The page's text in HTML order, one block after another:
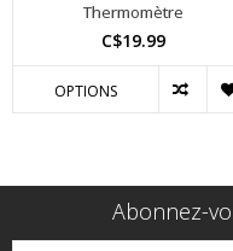
Thermomètre
C$19.99
OPTIONS
Abonnez-